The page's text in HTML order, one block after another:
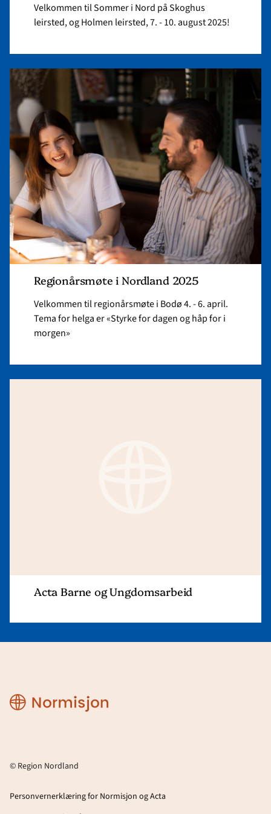
Velkommen til Sommer i Nord på Skoghus
leirsted, og Holmen leirsted, 7. - 10. august 2025!
Regionårsmøte i Nordland 2025
Velkommen til regionårsmøte i Bodø 4. - 6. april.
Tema for helga er «Styrke for dagen og håp for i
morgen»
Read
article
"Regionårsmøte
Nordland
2025"
Acta Barne og Ungdomsarbeid
Region
Nordland
© Region Nordland
Personvernerklæring for Normisjon og Acta